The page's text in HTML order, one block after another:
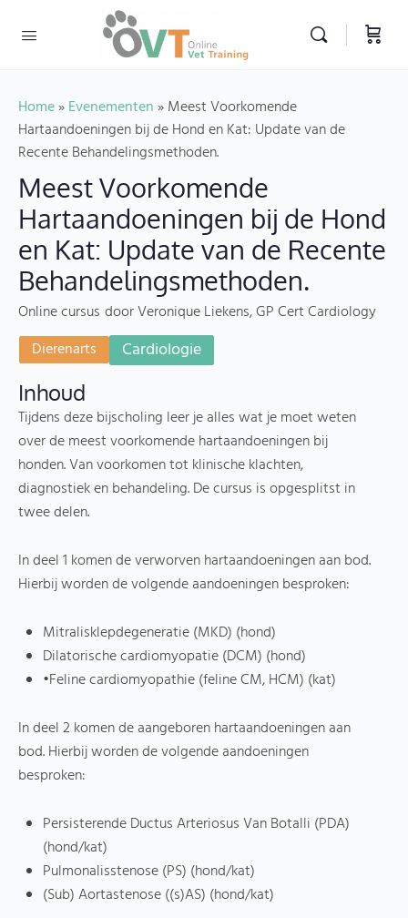
Home»Evenementen»Meest Voorkomende
Hartaandoeningen bij de Hond en Kat: Update van de
Recente Behandelingsmethoden.
Meest Voorkomende
Hartaandoeningen bij de Hond
en Kat: Update van de Recente
Behandelingsmethoden.
Online cursus door Veronique Liekens, GP Cert Cardiology
Dierenarts
Cardiologie
Inhoud
Tijdens deze bijscholing leer je alles wat je moet weten
over de meest voorkomende hartaandoeningen bij
honden. Van voorkomen tot klinische klachten,
diagnostiek en behandeling. De cursus is opgesplitst in
twee delen.
In deel 1 komen de verworven hartaandoeningen aan bod.
Hierbij worden de volgende aandoeningen besproken:
Mitralisklepdegeneratie (MKD) (hond)
Dilatorische cardiomyopatie (DCM) (hond)
•Feline cardiomyopathie (feline CM, HCM) (kat)
In deel 2 komen de aangeboren hartaandoeningen aan
bod. Hierbij worden de volgende aandoeningen
besproken:
Persisterende Ductus Arteriosus Van Botalli (PDA)
(hond/kat)
Pulmonalisstenose (PS) (hond/kat)
(Sub) Aortastenose ((s)AS) (hond/kat)